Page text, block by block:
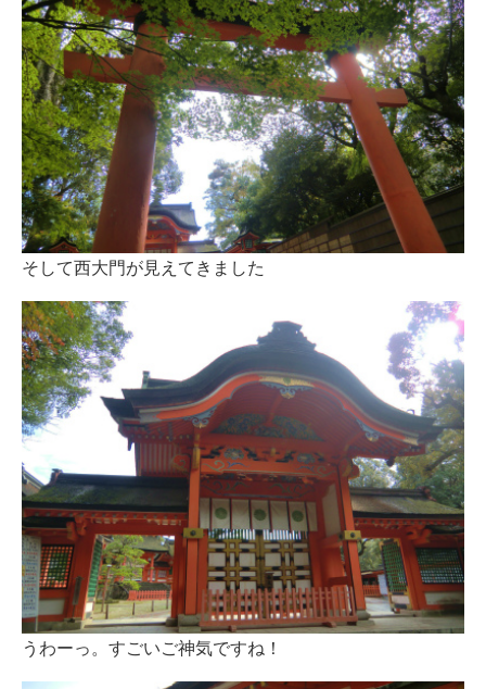
そして西大門が見えてきました
うわーっ。すごいご神気ですね！